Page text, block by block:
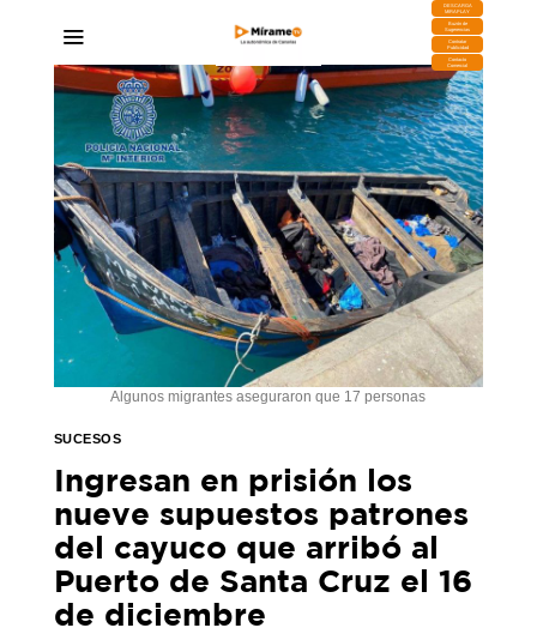
DESCARGA
MIRAPLAY
Buzón de
Sugerencias
Contratar
Publicidad
Contacto
Comercial
Algunos migrantes aseguraron que 17 personas
SUCESOS
Ingresan en prisión los
nueve supuestos patrones
del cayuco que arribó al
Puerto de Santa Cruz el 16
de diciembre